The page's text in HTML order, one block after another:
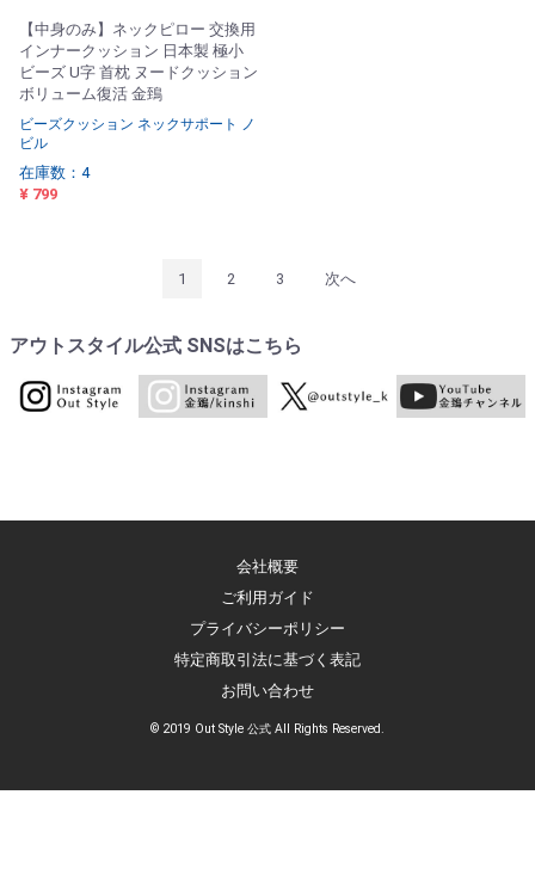
【中身のみ】ネックピロー 交換用
インナークッション 日本製 極小
ビーズ U字 首枕 ヌードクッション
ボリューム復活 金鵄
ビーズクッション ネックサポート ノ
ビル
在庫数：4
¥ 799
1 2 3 次へ
アウトスタイル公式 SNSはこちら
会社概要
ご利用ガイド
プライバシーポリシー
特定商取引法に基づく表記
お問い合わせ
© 2019 Out Style 公式 All Rights Reserved.